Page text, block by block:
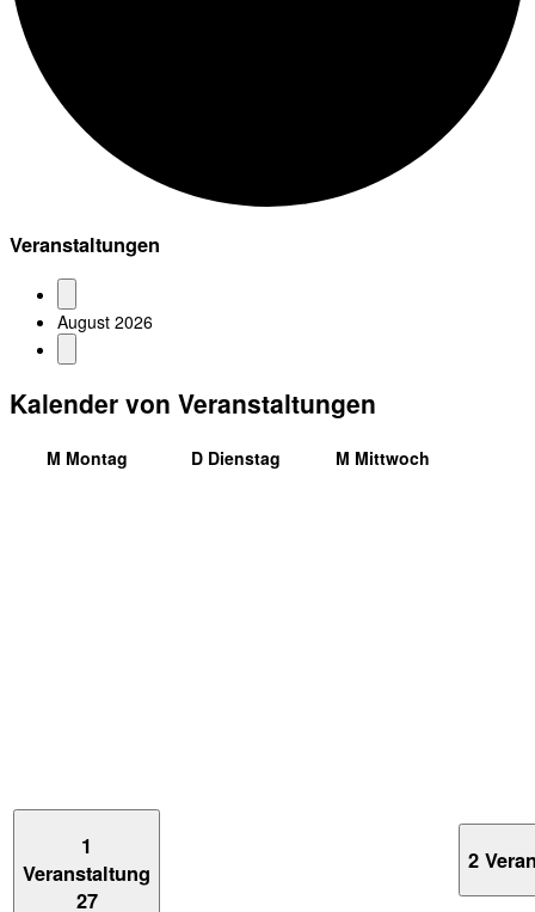
Veranstaltungen
August 2026
Kalender von Veranstaltungen
M Montag D Dienstag M Mittwoch
1
Veranstaltung
27
2